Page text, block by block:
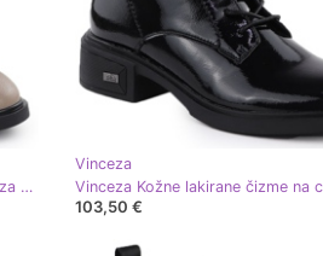
Kožne čizme na cigli žensko bež vinceza 26-39955
Vinceza
103,50 €